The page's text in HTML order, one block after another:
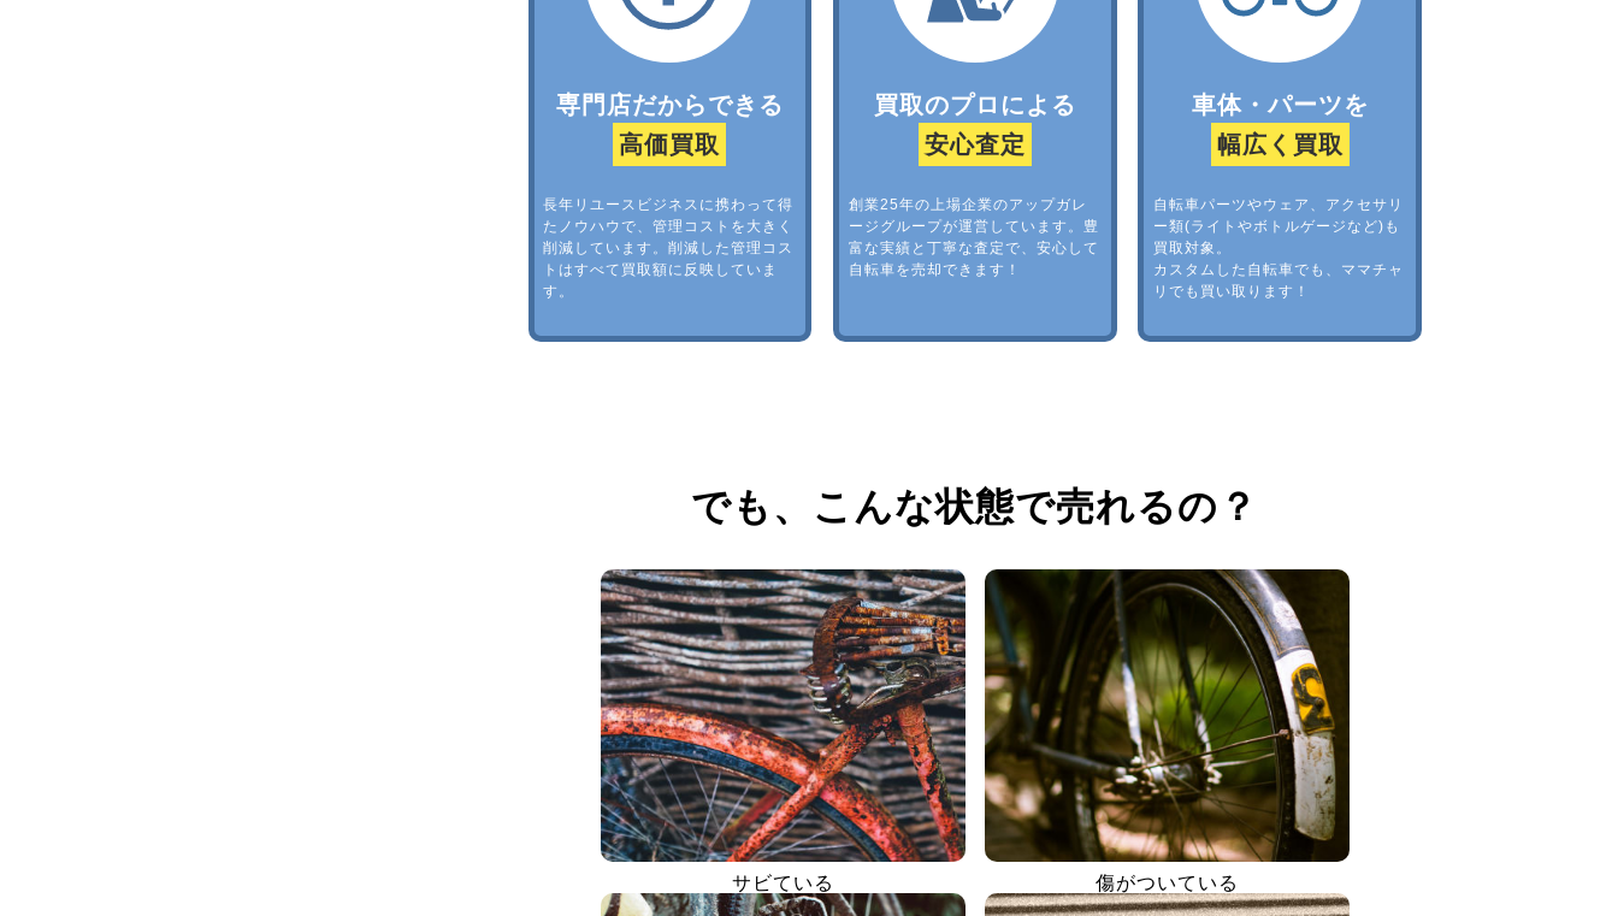
専門店だからできる
高価買取
長年リユースビジネスに携わって得
たノウハウで、管理コストを大きく
削減しています。削減した管理コス
トはすべて買取額に反映していま
す。
買取のプロによる
安心査定
創業25年の上場企業のアップガレ
ージグループが運営しています。豊
富な実績と丁寧な査定で、安心して
自転車を売却できます！
車体・パーツを
幅広く買取
自転車パーツやウェア、アクセサリ
ー類(ライトやボトルゲージなど)も
買取対象。
カスタムした自転車でも、ママチャ
リでも買い取ります！
でも、 こんな状態で売れるの？
サビている 傷がついている